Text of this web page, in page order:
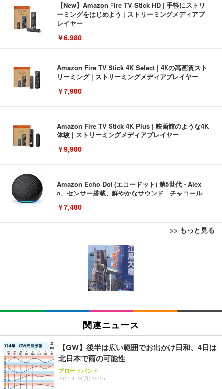
【New】Amazon Fire TV Stick HD | 手軽にストリ
ーミングをはじめよう | ストリーミングメディアプ
レイヤー
￥6,980
Amazon Fire TV Stick 4K Select | 4Kの高画質スト
リーミング | ストリーミングメディアプレイヤー
￥7,980
Amazon Fire TV Stick 4K Plus | 映画館のような4K
体験 | ストリーミングメディアプレイヤー
￥9,980
Amazon Echo Dot (エコードット) 第5世代 - Alex
a、センサー搭載、鮮やかなサウンド｜チャコール
￥7,480
>> もっと見る
[EdoErgo] オフィスチェア 椅子 テレワーク 疲れな
い 跳ね上げ式アームレスト コンパクト 約105度ロッ
キング pc 事務椅子 360度回転 座面昇降 強化ナイロ
ン樹脂ベース 通気性メッシュ 在宅ワーク H-WY01
(黒網+黒枠+黒足)
SIHOO B100 オフィスチェア／デスクチェア メッシ
ュチェア 人間工学 疲れない ブラック
￥27,999
Sezlife オフィスチェア デスクチェア 疲れない テレ
ワーク チェア 強化バックレスト 30度ロッキング機
能 人間工学 椅子 腰サポート 90度跳ね上げ式アーム
EIZO ビジネス向けプレミアムモニター | FlexScan
EV3240X-WT | 31.5型4K UHD・USB Type-C・ホワ
￥105,595
EIZO ビジネス向けプレミアムモニター | FlexScan
￥109,572
【純正品】27"ゲーミングモニター DualSense 充電
フック付き（CFI-ZDM1J）
Amazonベーシック ペットシーツ 薄型 レギュラー 1
回使い捨て 無香料 ホワイト 300枚
Amazonベーシック ペットシーツ 厚型 ワイド 42枚
x2袋(84枚) ホワイト(吸収面:ライトブルー)
￥3,234
ネオ・ルーライフ ネオ・オムツ L 中型犬用 26枚入
り 単品
関連ニュース
【GW】後半は広い範囲でお出かけ日和、4日は
北日本で雨の可能性
ブロードバンド
2014.4.28(月) 15:15